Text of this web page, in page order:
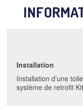
Installation
Installation d’une
système de retrofit